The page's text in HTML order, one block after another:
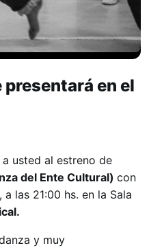
presentará en el
usted al estreno de
del Ente Cultural) con
, a las 21:00 hs. en la Sala
y muy